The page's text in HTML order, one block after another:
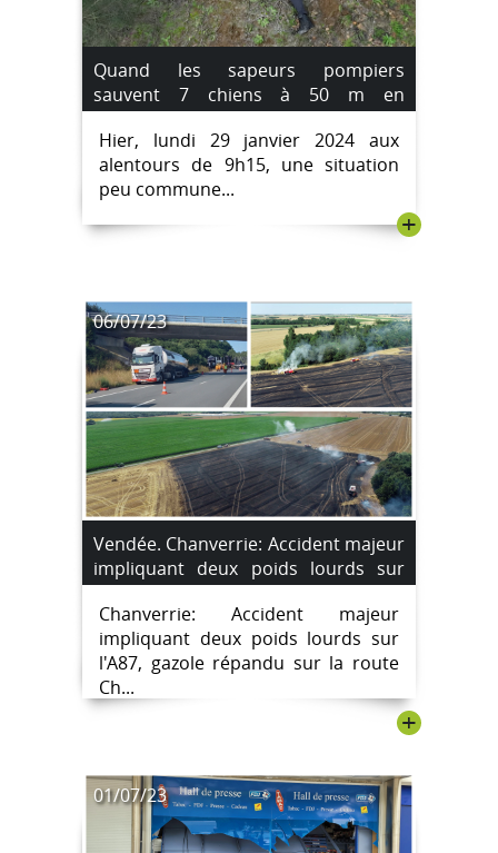
Quand les sapeurs pompiers
sauvent 7 chiens à 50 m en
contrebas.
Hier, lundi 29 janvier 2024 aux
alentours de 9h15, une situation
peu commune...
+
06/07/23
Vendée. Chanverrie: Accident majeur
impliquant deux poids lourds sur
l'A87, gazole répandu sur la route
Chanverrie: Accident majeur
impliquant deux poids lourds sur
l'A87, gazole répandu sur la route
Ch...
+
01/07/23